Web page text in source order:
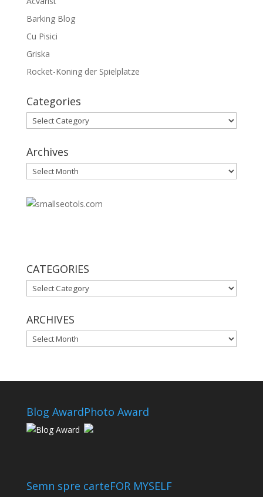
Barking Blog
Cu Pisici
Griska
Rocket-Koning der Spielplatze
Categories
Categories
Archives
Archives
CATEGORIES
CATEGORIES
ARCHIVES
ARCHIVES
Blog AwardPhoto Award
Semn spre carteFOR MYSELF